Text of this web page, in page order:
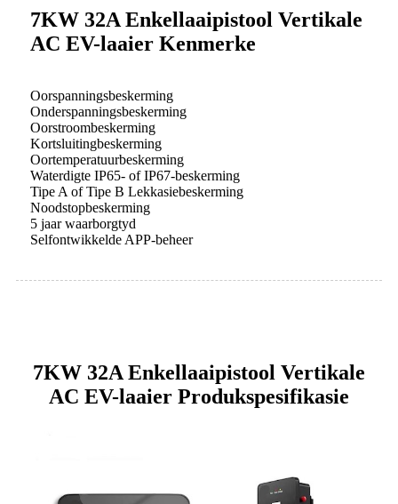
7KW 32A Enkellaaipistool Vertikale
AC EV-laaier Kenmerke
Oorspanningsbeskerming
Onderspanningsbeskerming
Oorstroombeskerming
Kortsluitingbeskerming
Oortemperatuurbeskerming
Waterdigte IP65- of IP67-beskerming
Tipe A of Tipe B Lekkasiebeskerming
Noodstopbeskerming
5 jaar waarborgtyd
Selfontwikkelde APP-beheer
7KW 32A Enkellaaipistool Vertikale
AC EV-laaier Produkspesifikasie